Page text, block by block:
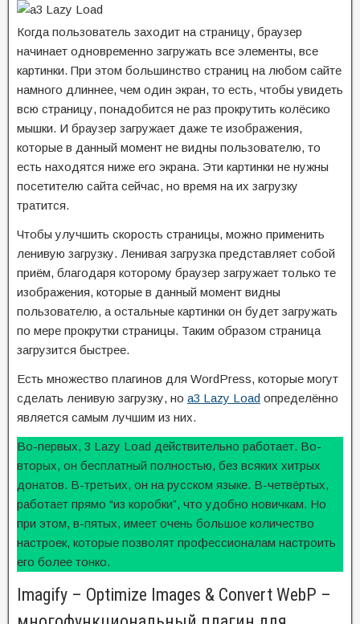
Когда пользователь заходит на страницу, браузер
начинает одновременно загружать все элементы, все
картинки. При этом большинство страниц на любом сайте
намного длиннее, чем один экран, то есть, чтобы увидеть
всю страницу, понадобится не раз прокрутить колёсико
мышки. И браузер загружает даже те изображения,
которые в данный момент не видны пользователю, то
есть находятся ниже его экрана. Эти картинки не нужны
посетителю сайта сейчас, но время на их загрузку
тратится.
Чтобы улучшить скорость страницы, можно применить
ленивую загрузку. Ленивая загрузка представляет собой
приём, благодаря которому браузер загружает только те
изображения, которые в данный момент видны
пользователю, а остальные картинки он будет загружать
по мере прокрутки страницы. Таким образом страница
загрузится быстрее.
Есть множество плагинов для WordPress, которые могут
сделать ленивую загрузку, но a3 Lazy Load определённо
является самым лучшим из них.
Во-первых, 3 Lazy Load действительно работает. Во-
вторых, он бесплатный полностью, без всяких хитрых
донатов. В-третьих, он на русском языке. В-четвёртых,
работает прямо “из коробки”, что удобно новичкам. Но
при этом, в-пятых, имеет очень большое количество
настроек, которые позволят профессионалам настроить
его более тонко.
Imagify – Optimize Images & Convert WebP –